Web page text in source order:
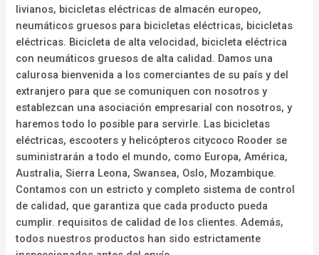
livianos, bicicletas eléctricas de almacén europeo,
neumáticos gruesos para bicicletas eléctricas, bicicletas
eléctricas. Bicicleta de alta velocidad, bicicleta eléctrica
con neumáticos gruesos de alta calidad. Damos una
calurosa bienvenida a los comerciantes de su país y del
extranjero para que se comuniquen con nosotros y
establezcan una asociación empresarial con nosotros, y
haremos todo lo posible para servirle. Las bicicletas
eléctricas, escooters y helicópteros citycoco Rooder se
suministrarán a todo el mundo, como Europa, América,
Australia, Sierra Leona, Swansea, Oslo, Mozambique.
Contamos con un estricto y completo sistema de control
de calidad, que garantiza que cada producto pueda
cumplir. requisitos de calidad de los clientes. Además,
todos nuestros productos han sido estrictamente